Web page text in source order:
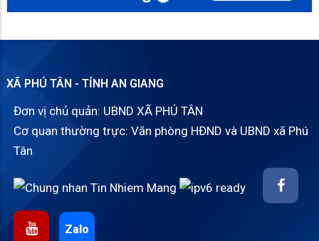
XÃ PHÚ TÂN - TỈNH AN GIANG
Đơn vị chủ quản: UBND XÃ PHÚ TÂN
Cơ quan thường trực: Văn phòng HĐND và UBND xã Phú
Tân
Zalo